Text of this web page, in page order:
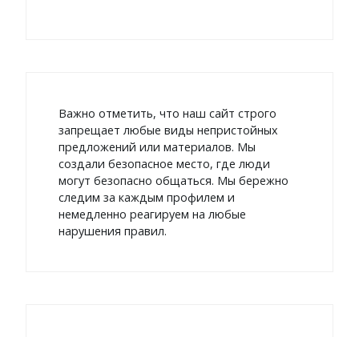
Важно отметить, что наш сайт строго
запрещает любые виды непристойных
предложений или материалов. Мы
создали безопасное место, где люди
могут безопасно общаться. Мы бережно
следим за каждым профилем и
немедленно реагируем на любые
нарушения правил.